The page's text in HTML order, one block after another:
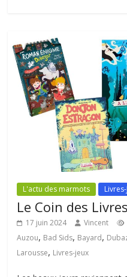
L'actu des marmots
Le Coin des
17 juin 2024 Vincent
Auzou, Bad Sids, Bayard,
Larousse, Livres-jeux